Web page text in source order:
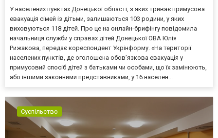
У населених пунктах Донецької області, з яких триває примусова
евакуація сімей із дітьми, залишаються 103 родини, у яких
виховуються 118 дітей. Про це на онлайн-брифінгу повідомила
начальниця служби у справах дітей Донецької ОВА Юлія
Рижакова, передає кореспондент Укрінформу. «На території
населених пунктів, де оголошена обов’язкова евакуація у
примусовий спосіб дітей з батьками чи особами, що їх замінюють,
або іншими законними представниками, у 16 населен...
Суспільство